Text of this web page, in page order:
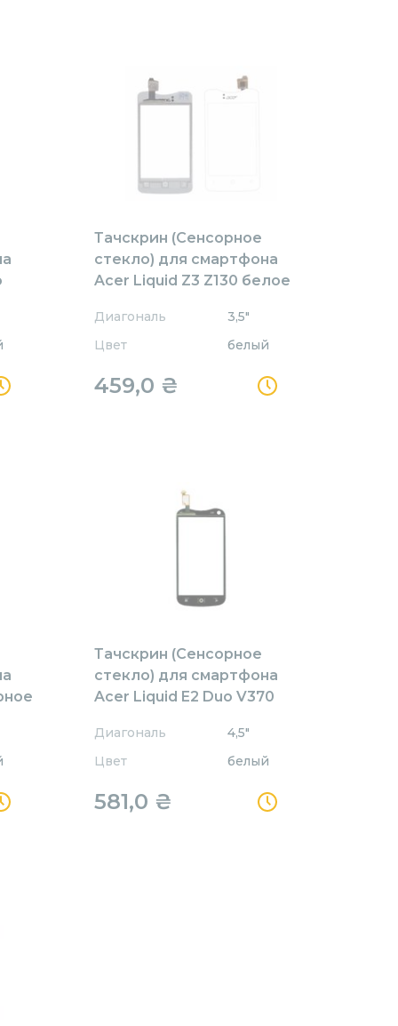
Тачскрин (Сенсорное
стекло) для смартфона
Acer Liquid Z3 Z130 белое
Диагональ
3,5"
Цвет
белый
459,0 ₴
Тачскрин (Сенсорное
стекло) для смартфона
Acer Liquid E2 Duo V370
Диагональ
4,5"
Цвет
белый
581,0 ₴